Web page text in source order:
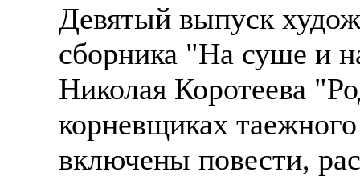
Девятый выпуск
сборника "На суше и
Николая Коротеева
корневщиках
включены повести,